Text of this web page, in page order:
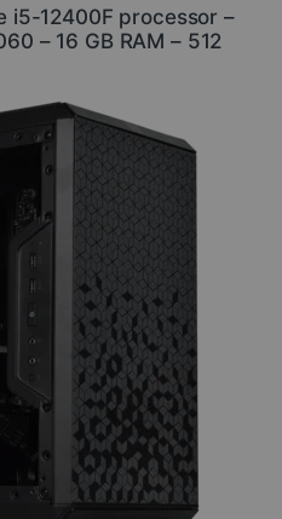
i5-12400F processor –
– 16 GB RAM – 512